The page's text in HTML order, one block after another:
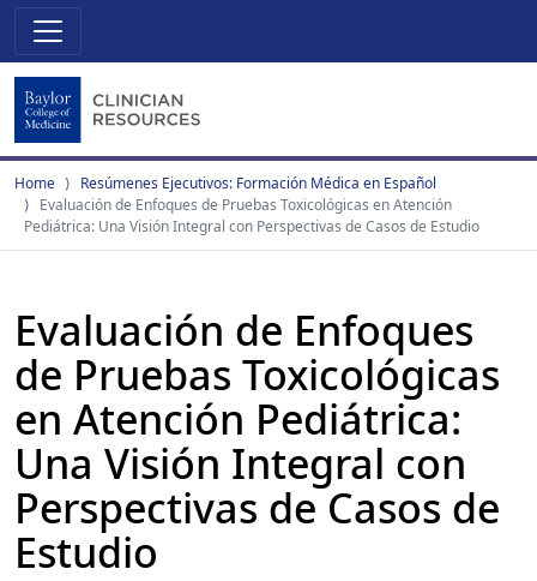
Home
Resúmenes Ejecutivos: Formación Médica en Español
Evaluación de Enfoques de Pruebas Toxicológicas en Atención
Pediátrica: Una Visión Integral con Perspectivas de Casos de Estudio
Evaluación de Enfoques
de Pruebas Toxicológicas
en Atención Pediátrica:
Una Visión Integral con
Perspectivas de Casos de
Estudio